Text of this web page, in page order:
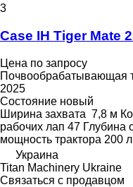
3
Case IH Tiger Mate
Цена по запросу
Почвообрабатывающая
2025
Состояние новый
Ширина захвата 7,8 м
рабочих лап 47 Глубина
мощность трактора 200
Украина
Titan Machinery Ukraine
Связаться с продавцом